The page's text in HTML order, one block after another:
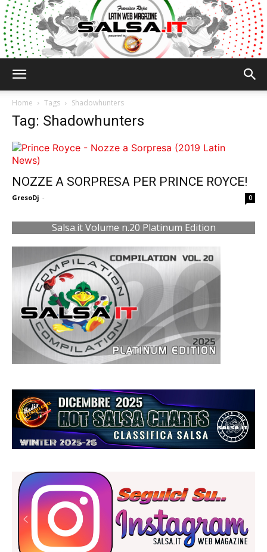
Home Tags Shadowhunters
Tag: Shadowhunters
NOZZE A SORPRESA PER PRINCE ROYCE!
GresoDj - 0
Salsa.it Volume n.20 Platinum Edition